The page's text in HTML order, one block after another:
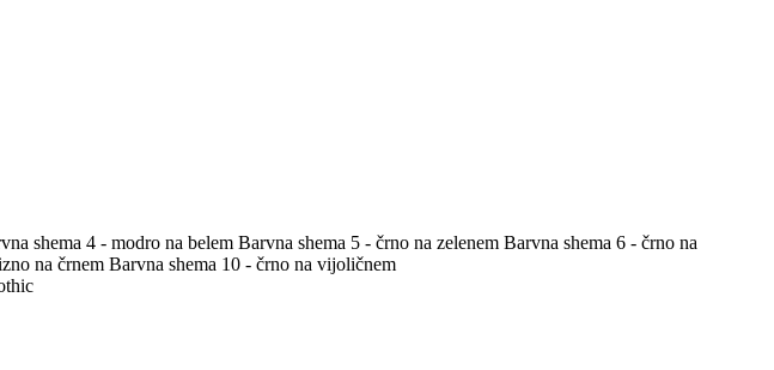
shema 4 - modro na belem Barvna shema 5 - črno na zelenem Barvna shema 6 - črno na
na črnem Barvna shema 10 - črno na vijoličnem